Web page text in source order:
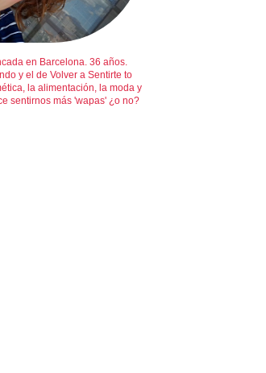
en Barcelona. 36 años.
y el de Volver a Sentirte to
la alimentación, la moda y
sentirnos más 'wapas' ¿o no?